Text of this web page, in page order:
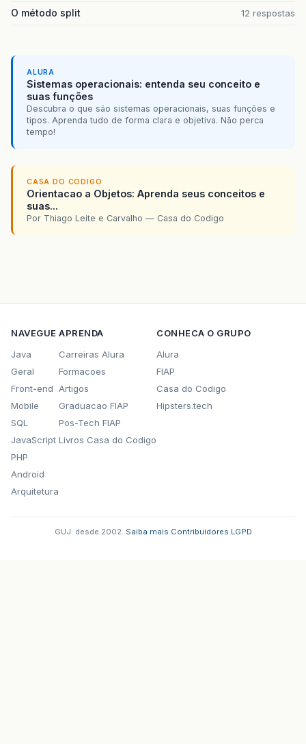
O método split 12 respostas
ALURA
Sistemas operacionais: entenda seu conceito e
suas funções
Descubra o que são sistemas operacionais, suas funções e
tipos. Aprenda tudo de forma clara e objetiva. Não perca
tempo!
CASA DO CODIGO
Orientacao a Objetos: Aprenda seus conceitos e
suas...
Por Thiago Leite e Carvalho — Casa do Codigo
NAVEGUE
Java
Geral
Front-end
Mobile
SQL
JavaScript
PHP
Android
Arquitetura
APRENDA
Carreiras Alura
Formacoes
Artigos
Graduacao FIAP
Pos-Tech FIAP
Livros Casa do Codigo
CONHECA O GRUPO
Alura
FIAP
Casa do Codigo
Hipsters.tech
GUJ: desde 2002. Saiba mais Contribuidores LGPD